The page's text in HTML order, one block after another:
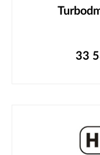
33